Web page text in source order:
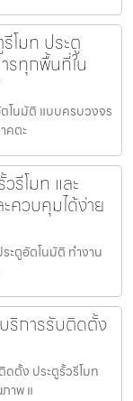
โมท ประตู
รทุกพื้นที่ใน
โนมัติ แบบครบวงจร
คตะ
รีโมท และ
ควบคุมได้ง่าย
ะตูอัตโนมัติ ทำงาน
ริการรับติดตั้ง
ดตั้ง ประตูรั้วรีโมท
าพ แ